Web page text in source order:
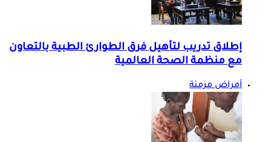
إطلاق تدريب لتأهيل فرق الطوارئ الطبية بالتعاون
مع منظمة الصحة العالمية
أمراض مزمنة